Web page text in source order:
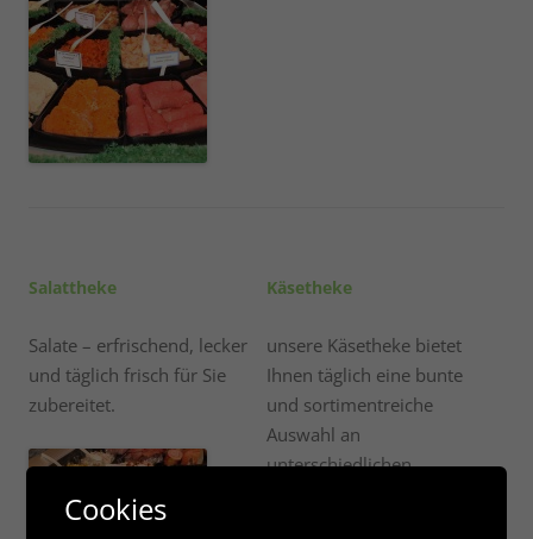
Salattheke
Salate – erfrischend, lecker
und täglich frisch für Sie
zubereitet.
Käsetheke
unsere Käsetheke bietet
Ihnen täglich eine bunte
und sortimentreiche
Auswahl an
unterschiedlichen
Cookies